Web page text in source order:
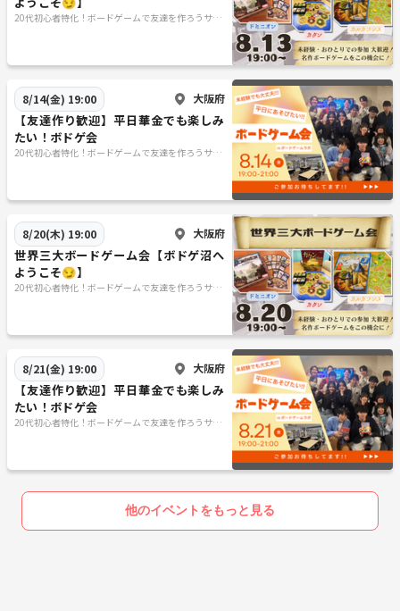
20代初心者特化！ボードゲームで友達を作ろうサー
8/14(金) 19:00 大阪府
【友達作り歓迎】平日華金でも楽しみ
たい！ボドゲ会
20代初心者特化！ボードゲームで友達を作ろうサー
8/20(木) 19:00 大阪府
世界三大ボードゲーム会【ボドゲ沼へ
ようこそ😏】
20代初心者特化！ボードゲームで友達を作ろうサー
8/21(金) 19:00 大阪府
【友達作り歓迎】平日華金でも楽しみ
たい！ボドゲ会
20代初心者特化！ボードゲームで友達を作ろうサー
他のイベントをもっと見る